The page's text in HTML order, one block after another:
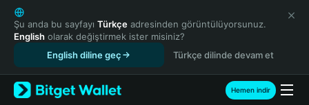
English
日本語
Tiếng Việt
Español (Latinoamérica)
Türkçe
Şu anda bu sayfayı Türkçe adresinden görüntülüyorsunuz.
English olarak değiştirmek ister misiniz?
English diline geç
Türkçe dilinde devam et
Hemen indir